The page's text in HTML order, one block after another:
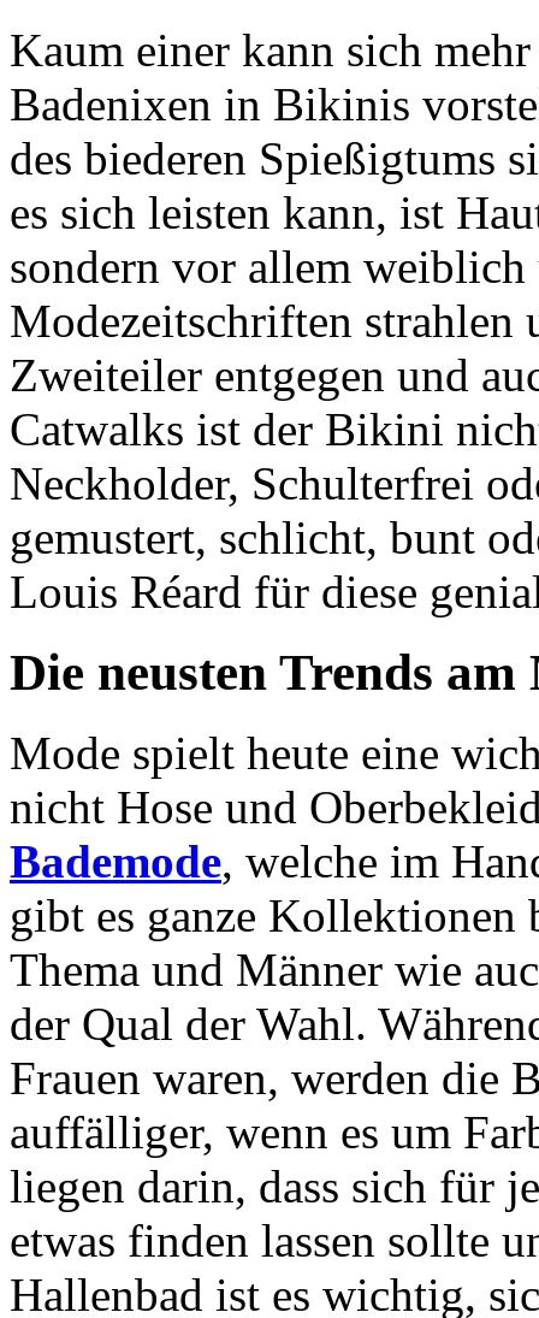
Kaum einer kann sich
Badenixen in Bikinis
des biederen Spießigtums
es sich leisten kann, ist
sondern vor allem weiblich
Modezeitschriften strahlen
Zweiteiler entgegen und
Catwalks ist der Bikini
Neckholder, Schulterfrei
gemustert, schlicht, bunt
Louis Réard für diese
Die neusten Trends
Mode spielt heute eine
nicht Hose und
Bademode, welche im
gibt es ganze Kollektionen
Thema und Männer wie
der Qual der Wahl.
Frauen waren, werden die
auffälliger, wenn es um
liegen darin, dass sich für
etwas finden lassen sollte
Hallenbad ist es wichtig,